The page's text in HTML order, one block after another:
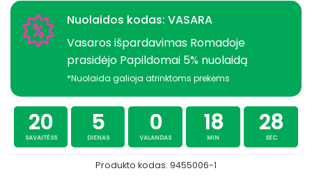
Nuolaidos kodas: VASARA
Vasaros išpardavimas Romadoje
prasidėjo Papildomai 5% nuolaidą
*Nuolaida galioja atrinktoms prekėms
20
SAVAITĖSS
5
DIENAS
0
VALANDAS
18
MIN
27
SEC
Produkto kodas: 9455006-1